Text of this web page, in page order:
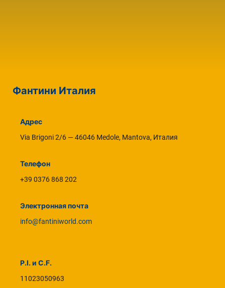
Фантини Италия
Адрес
Via Brigoni 2/6 — 46046 Medole, Mantova, Италия
Телефон
+39 0376 868 202
Электронная почта
info@fantiniworld.com
P.I. и C.F.
11023050963